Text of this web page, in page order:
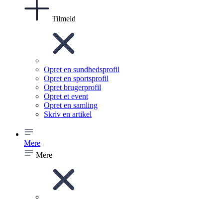
Tilmeld
Opret en sundhedsprofil
Opret en sportsprofil
Opret brugerprofil
Opret et event
Opret en samling
Skriv en artikel
Mere
Mere